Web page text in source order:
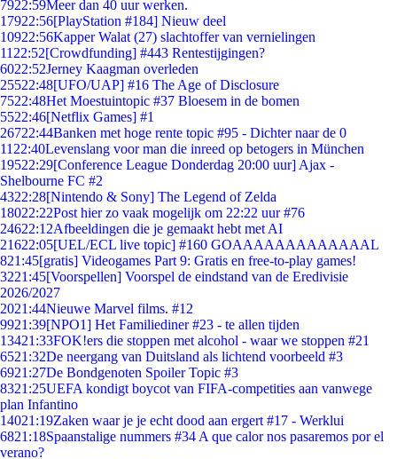
7922:59Meer dan 40 uur werken.
17922:56[PlayStation #184] Nieuw deel
10922:56Kapper Walat (27) slachtoffer van vernielingen
11 22:52[Crowdfunding] #443 Rentestijgingen?
6022:52Jerney Kaagman overleden
25522:48[UFO/UAP] #16 The Age of Disclosure
7522:48Het Moestuintopic #37 Bloesem in de bomen
5522:46[Netflix Games] #1
26722:44Banken met hoge rente topic #95 - Dichter naar de 0
11 22:40Levenslang voor man die inreed op betogers in München
19522:29[Conference League Donderdag 20:00 uur] Ajax -
Shelbourne FC #2
4322:28[Nintendo & Sony] The Legend of Zelda
18022:22Post hier zo vaak mogelijk om 22:22 uur #76
24622:12Afbeeldingen die je gemaakt hebt met AI
21622:05[UEL/ECL live topic] #160 GOAAAAAAAAAAAAAL
821:45[gratis] Videogames Part 9: Gratis en free-to-play games!
3221:45[Voorspellen] Voorspel de eindstand van de Eredivisie
2026/2027
2021:44Nieuwe Marvel films. #12
9921:39[NPO1] Het Familiediner #23 - te allen tijden
13421:33FOK!ers die stoppen met alcohol - waar we stoppen #21
6521:32De neergang van Duitsland als lichtend voorbeeld #3
6921:27De Bondgenoten Spoiler Topic #3
8321:25UEFA kondigt boycot van FIFA-competities aan vanwege
plan Infantino
14021:19Zaken waar je je echt dood aan ergert #17 - Werklui
6821:18Spaanstalige nummers #34 A que calor nos pasaremos por el
verano?